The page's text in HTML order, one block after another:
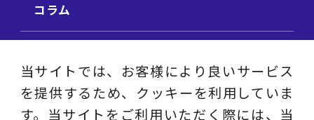
コラム
ビジネステーマ解説集
当サイトでは、お客様により良いサービス
を提供するため、クッキーを利用していま
す。当サイトをご利用いただく際には、当